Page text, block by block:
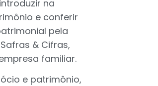
na
e conferir
pela
& Cifras,
familiar.
e patrimônio,